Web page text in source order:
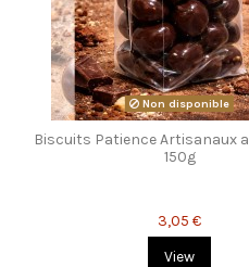
Non disponible
Biscuits Patience Artisanaux
150g
3,05 €
View